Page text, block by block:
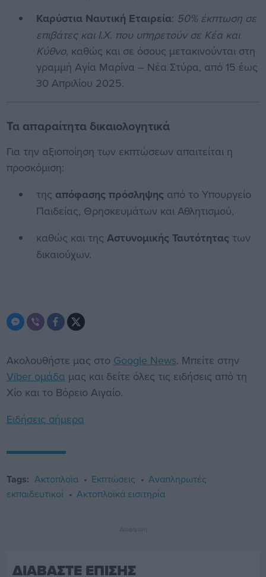
Καρύστια Ναυτική Εταιρεία: 50% έκπτωση σε
επιβάτες και Ι.Χ. που υπηρετούν σε Κέα και
Κύθνο, καθώς και σε όσους μετακινούνται στη
γραμμή Αγία Μαρίνα – Νέα Στύρα, από 15 έως
30 Απριλίου 2025.
Τα απαραίτητα δικαιολογητικά
Για την αξιοποίηση των εκπτώσεων απαιτείται η
προσκόμιση:
της απόφασης πρόσληψης από το Υπουργείο
Παιδείας, Θρησκευμάτων και Αθλητισμού,
καθώς και της Αστυνομικής Ταυτότητας των
δικαιούχων.
Ακολουθήστε μας στο Google News. Μπείτε στην
Viber ομάδα μας και δείτε όλες τις ειδήσεις από τη
Χίο και το Βόρειο Αιγαίο.
Ειδήσεις σήμερα
Tags: Ακτοπλοϊα Εκπτώσεις
Αναπληρωτές
εκπαιδευτικοί
Ακτοπλοϊκά εισιτηρία
Διαφήμιση
ΔΙΑΒΑΣΤΕ ΕΠΙΣΗΣ